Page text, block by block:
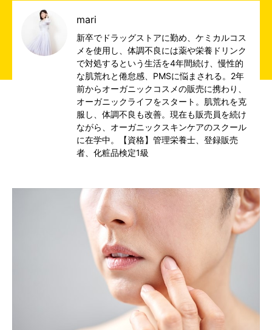
mari
新卒でドラッグストアに勤め、ケミカルコス
メを使用し、体調不良には薬や栄養ドリンク
で対処するという生活を4年間続け、慢性的
な肌荒れと倦怠感、PMSに悩まされる。2年
前からオーガニックコスメの販売に携わり、
オーガニックライフをスタート。肌荒れを克
服し、体調不良も改善。現在も販売員を続け
ながら、オーガニックスキンケアのスクール
に在学中。【資格】管理栄養士、登録販売
者、化粧品検定1級